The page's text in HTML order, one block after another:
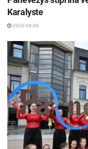
Šaltinis: Panevėžio
Karalyste
2026-08-06